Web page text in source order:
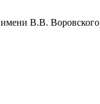
В.В. Воровского